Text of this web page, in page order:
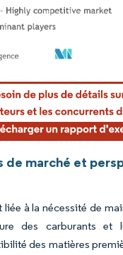
La réutilisation nécessite
de marché et
liée à la nécessité de
des carburants et
des matières